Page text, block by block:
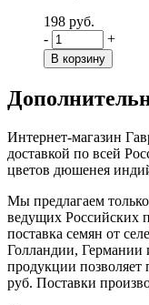
198 руб.
-
+
Интернет-магазин
доставкой по всей
цветов дюшенея
Мы предлагаем
ведущих Российских
поставка семян от
Голландии,
продукции позволяет
руб. Поставки